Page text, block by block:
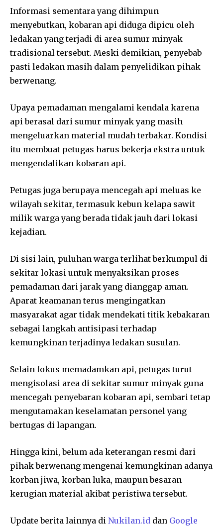
Informasi sementara yang dihimpun
menyebutkan, kobaran api diduga dipicu oleh
ledakan yang terjadi di area sumur minyak
tradisional tersebut. Meski demikian, penyebab
pasti ledakan masih dalam penyelidikan pihak
berwenang.
Upaya pemadaman mengalami kendala karena
api berasal dari sumur minyak yang masih
mengeluarkan material mudah terbakar. Kondisi
itu membuat petugas harus bekerja ekstra untuk
mengendalikan kobaran api.
Petugas juga berupaya mencegah api meluas ke
wilayah sekitar, termasuk kebun kelapa sawit
milik warga yang berada tidak jauh dari lokasi
kejadian.
Di sisi lain, puluhan warga terlihat berkumpul di
sekitar lokasi untuk menyaksikan proses
pemadaman dari jarak yang dianggap aman.
Aparat keamanan terus mengingatkan
masyarakat agar tidak mendekati titik kebakaran
sebagai langkah antisipasi terhadap
kemungkinan terjadinya ledakan susulan.
Selain fokus memadamkan api, petugas turut
mengisolasi area di sekitar sumur minyak guna
mencegah penyebaran kobaran api, sembari tetap
mengutamakan keselamatan personel yang
bertugas di lapangan.
Hingga kini, belum ada keterangan resmi dari
pihak berwenang mengenai kemungkinan adanya
korban jiwa, korban luka, maupun besaran
kerugian material akibat peristiwa tersebut.
Update berita lainnya di Nukilan.id dan Google